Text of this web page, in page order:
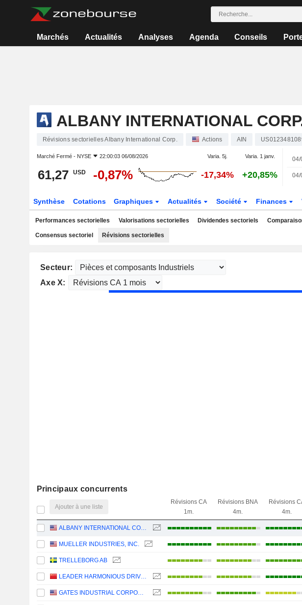
Marchés Actualités Analyses Agenda Conseils
ALBANY INTERNATIONAL
Révisions sectorielles Albany International Corp. Actions AIN
Marché Fermé - NYSE 22:00:03 06/08/2026 Varia. 5j. Varia. 1 janv.
61,27 USD -0,87% -17,34% +20,85%
04/
04/
Synthèse Cotations Graphiques Actualités Société Finances
Performances sectorielles Valorisations sectorielles Dividendes sectoriels
Consensus sectoriel Révisions sectorielles
Secteur:
Axe X:
Principaux concurrents
Ajouter à une liste
Révisions CA
1m.
Révisions BNA
4m.
Révisions
4m.
ALBANY INTERNATIONAL CORP.
MUELLER INDUSTRIES, INC.
TRELLEBORG AB
LEADER HARMONIOUS DRIVE SYSTEMS CO., LTD.
GATES INDUSTRIAL CORPORATION LTD.